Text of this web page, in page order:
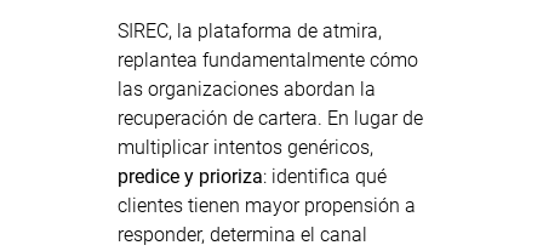
SIREC, la plataforma de atmira,
replantea fundamentalmente cómo
las organizaciones abordan la
recuperación de cartera. En lugar de
multiplicar intentos genéricos,
predice y prioriza: identifica qué
clientes tienen mayor propensión a
responder, determina el canal